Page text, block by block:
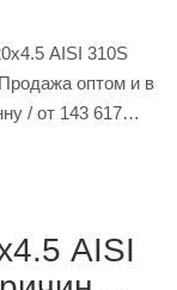
AISI 310S
оптом и в
617
AISI